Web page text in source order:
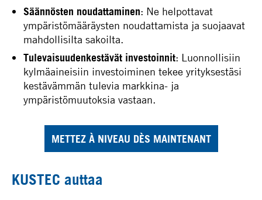
Säännösten noudattaminen: Ne helpottavat
ympäristömääräysten noudattamista ja suojaavat
mahdollisilta sakoilta.
Tulevaisuudenkestävät investoinnit: Luonnollisiin
kylmäaineisiin investoiminen tekee yrityksestäsi
kestävämmän tulevia markkina- ja
ympäristömuutoksia vastaan.
METTEZ À NIVEAU DÈS MAINTENANT
KUSTEC auttaa